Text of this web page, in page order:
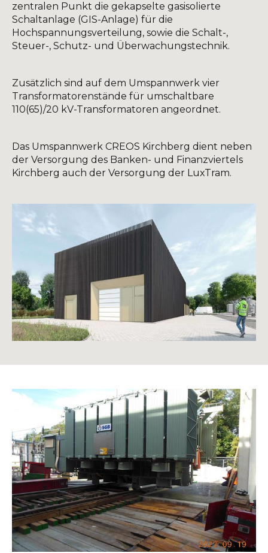
zentralen Punkt die gekapselte gasisolierte
Schaltanlage (GIS-Anlage) für die
Hochspannungsverteilung, sowie die Schalt-,
Steuer-, Schutz- und Überwachungstechnik.
Zusätzlich sind auf dem Umspannwerk vier
Transformatorenstände für umschaltbare
110(65)/20 kV-Transformatoren angeordnet.
Das Umspannwerk CREOS Kirchberg dient neben
der Versorgung des Banken- und Finanzviertels
Kirchberg auch der Versorgung der LuxTram.